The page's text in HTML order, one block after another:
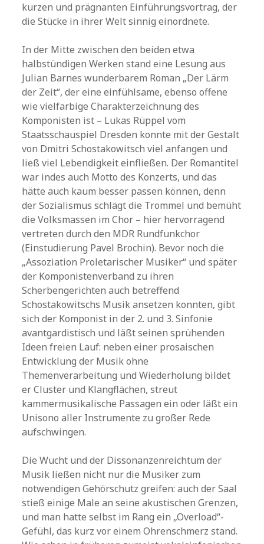
kurzen und prägnanten Einführungsvortrag, der
die Stücke in ihrer Welt sinnig einordnete.
In der Mitte zwischen den beiden etwa
halbstündigen Werken stand eine Lesung aus
Julian Barnes wunderbarem Roman „Der Lärm
der Zeit“, der eine einfühlsame, ebenso offene
wie vielfarbige Charakterzeichnung des
Komponisten ist – Lukas Rüppel vom
Staatsschauspiel Dresden konnte mit der Gestalt
von Dmitri Schostakowitsch viel anfangen und
ließ viel Lebendigkeit einfließen. Der Romantitel
war indes auch Motto des Konzerts, und das
hätte auch kaum besser passen können, denn
der Sozialismus schlägt die Trommel und bemüht
die Volksmassen im Chor – hier hervorragend
vertreten durch den MDR Rundfunkchor
(Einstudierung Pavel Brochin). Bevor noch die
„Assoziation Proletarischer Musiker“ und später
der Komponistenverband zu ihren
Scherbengerichten auch betreffend
Schostakowitschs Musik ansetzen konnten, gibt
sich der Komponist in der 2. und 3. Sinfonie
avantgardistisch und läßt seinen sprühenden
Ideen freien Lauf: neben einer prosaischen
Entwicklung der Musik ohne
Themenverarbeitung und Wiederholung bildet
er Cluster und Klangflächen, streut
kammermusikalische Passagen ein oder läßt ein
Unisono aller Instrumente zu großer Rede
aufschwingen.
Die Wucht und der Dissonanzenreichtum der
Musik ließen nicht nur die Musiker zum
notwendigen Gehörschutz greifen: auch der Saal
stieß einige Male an seine akustischen Grenzen,
und man hatte selbst im Rang ein „Overload“-
Gefühl, das kurz vor einem Ohrenschmerz stand.